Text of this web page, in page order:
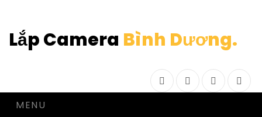
Lắp Camera Bình Dương.
FacebookTwitter Instagram
MENU